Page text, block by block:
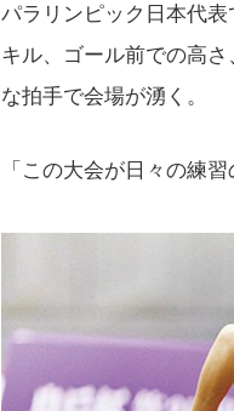
パラリンピック日本代
キル、ゴール前での高
な拍手で会場が湧く。
「この大会が日々の練